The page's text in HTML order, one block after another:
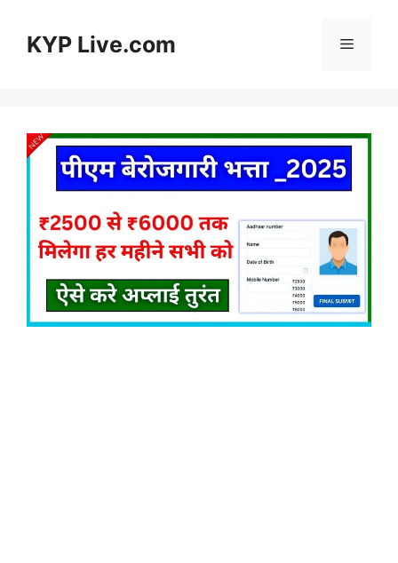
contentKYP Live.com Menu